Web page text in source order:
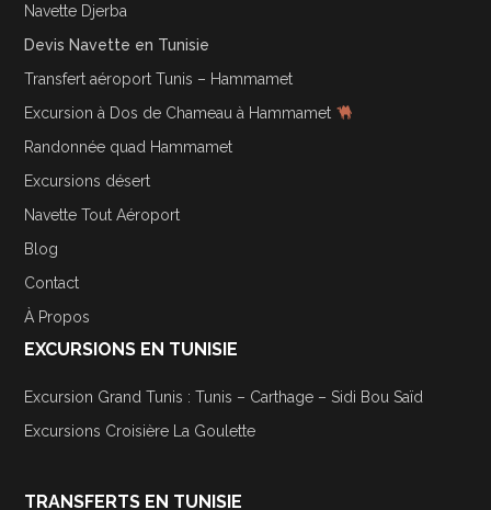
Navette Djerba
Devis Navette en Tunisie
Transfert aéroport Tunis – Hammamet
Excursion à Dos de Chameau à Hammamet
Randonnée quad Hammamet
Excursions désert
Navette Tout Aéroport
Blog
Contact
À Propos
EXCURSIONS EN TUNISIE
Excursion Grand Tunis : Tunis – Carthage – Sidi Bou Saïd
Excursions Croisière La Goulette
TRANSFERTS EN TUNISIE